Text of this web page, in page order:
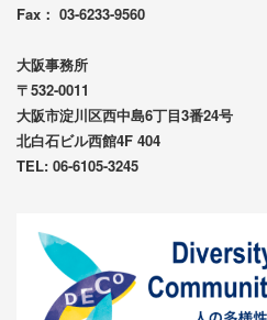
Fax： 03-6233-9560
大阪事務所
〒532-0011
大阪市淀川区西中島6丁目3番24号
北白石ビル西館4F 404
TEL: 06-6105-3245